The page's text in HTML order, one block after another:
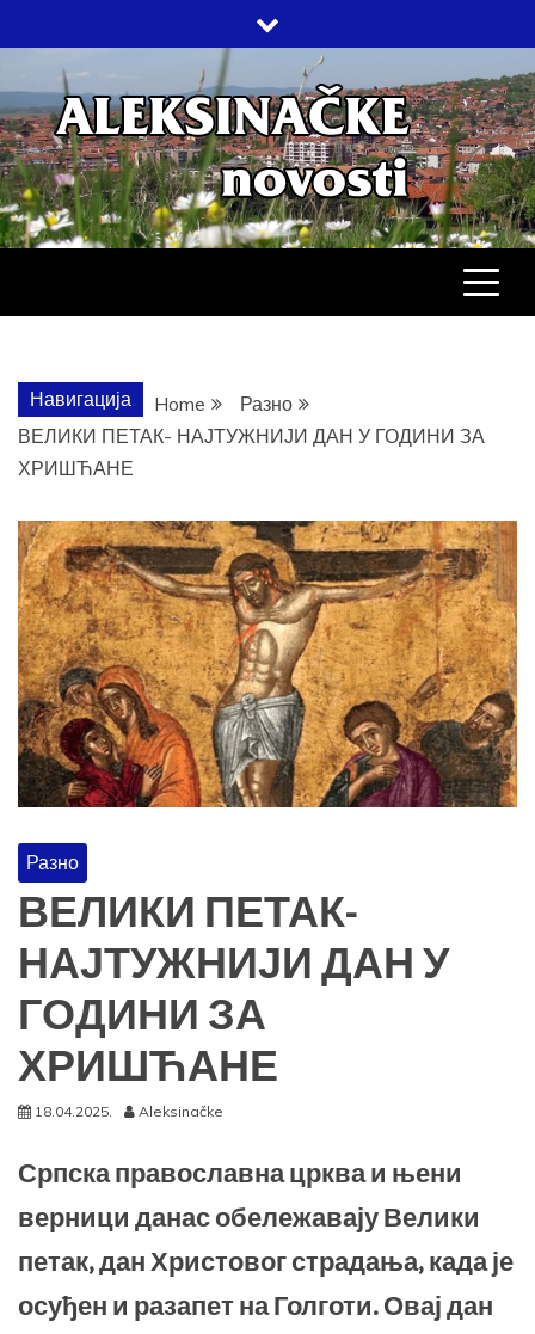
to
content
НОВОСТИ
ДРУШТВО, КУЛТУРА, ЕКОНОМИЈА,
СПОРТ, ПОСЛОВНИ ИМЕНИК,
Навигација Home
Разно
ВЕЛИКИ ПЕТАК- НАЈТУЖНИЈИ ДАН У ГОДИНИ ЗА
ХРИШЋАНЕ
Разно
ВЕЛИКИ ПЕТАК-
НАЈТУЖНИЈИ ДАН У
ГОДИНИ ЗА
ХРИШЋАНЕ
18.04.2025. Aleksinačke
Српска православна црква и њени
верници данас обележавају Велики
петак, дан Христовог страдања, када је
осуђен и разапет на Голготи. Овај дан